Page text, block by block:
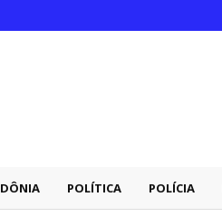
POLÍTICA POLÍCIA